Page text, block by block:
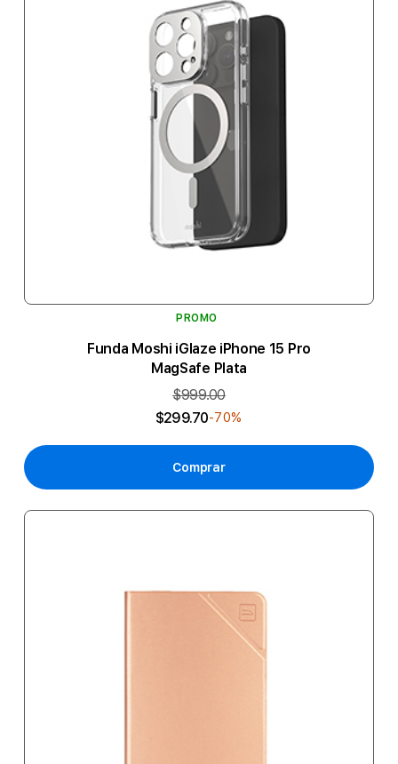
PROMO
Funda Moshi iGlaze iPhone 15 Pro
MagSafe Plata
$999.00
$299.70-70%
Comprar